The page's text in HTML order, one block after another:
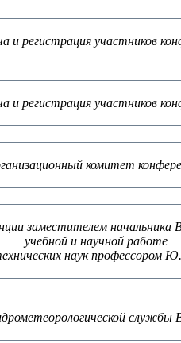
и регистрация участников
и регистрация участников
комитет
заместителем
учебной и научной работе
наук профессором